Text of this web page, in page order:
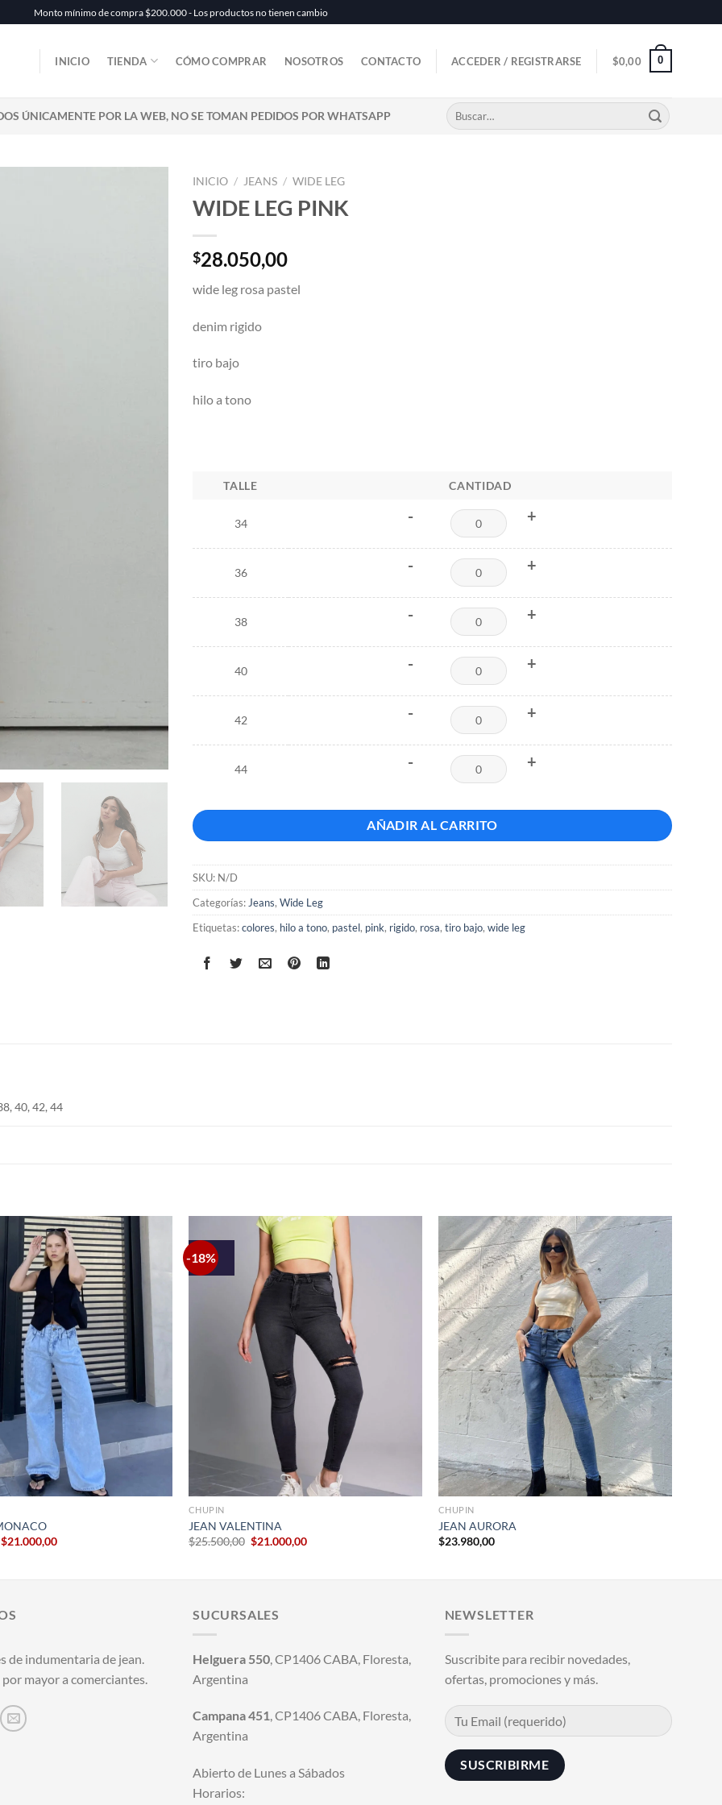
Monto mínimo de compra $200.000 - Los productos no tienen cambio
INICIO TIENDA CÓMO COMPRAR NOSOTROS CONTACTO ACCEDER / REGISTRARSE $0,00 0
ÚNICAMENTE POR LA WEB, NO SE TOMAN PEDIDOS POR WHATSAPP
Buscar
por:
INICIO / JEANS / WIDE LEG
WIDE LEG PINK
$28.050,00
wide leg rosa pastel
denim rigido
tiro bajo
hilo a tono
TALLE CANTIDAD
34 - +
36 - +
38 - +
40 - +
42 - +
44 - +
AÑADIR AL CARRITO
SKU: N/D
Categorías: Jeans, Wide Leg
Etiquetas:colores, hilo a tono, pastel, pink, rigido, rosa, tiro bajo, wide leg
40, 42, 44
El
$21.000,00El
-18%
CHUPIN
JEAN VALENTINA
$25.500,00 El
$21.000,00El
+
CHUPIN
JEAN AURORA
$23.980,00
de indumentaria de jean.
mayor a comerciantes.
SUCURSALES
Helguera 550 , CP1406 CABA, Floresta,
Argentina
Campana 451, CP1406 CABA, Floresta,
Argentina
Abierto de Lunes a Sábados
Horarios:
NEWSLETTER
Suscribite para recibir novedades,
ofertas, promociones y más.